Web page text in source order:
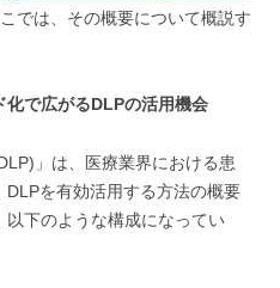
では、その概要について概説す
化で広がるDLPの活用機会
」は、医療業界における患
を有効活用する方法の概要
下のような構成になってい